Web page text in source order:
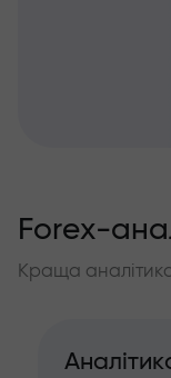
Forex-
Краща